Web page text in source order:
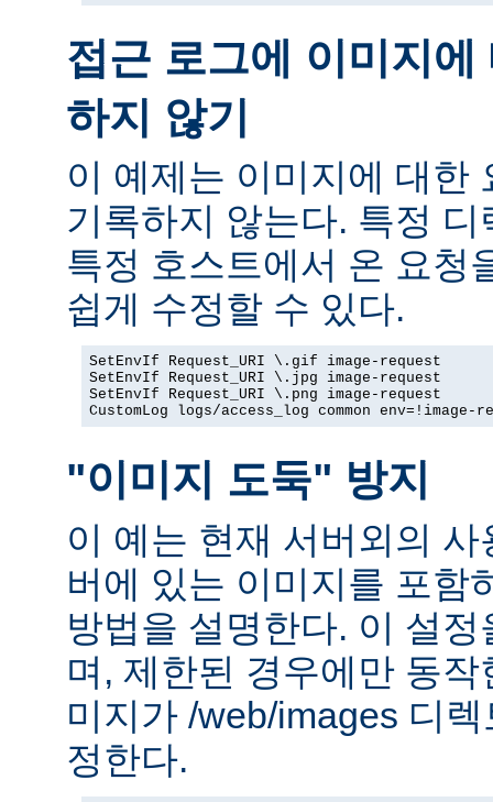
접근 로그에 이미지
하지 않기
이 예제는 이미지에 대한
기록하지 않는다. 특정
특정 호스트에서 온 요청
쉽게 수정할 수 있다.
SetEnvIf Request_URI \.gif image-request
SetEnvIf Request_URI \.jpg image-request
SetEnvIf Request_URI \.png image-request
CustomLog logs/access_log common env=!image-
"이미지 도둑" 방지
이 예는 현재 서버외의
버에 있는 이미지를 포함
방법을 설명한다. 이 설
며, 제한된 경우에만 동
미지가 /web/images 디
정한다.